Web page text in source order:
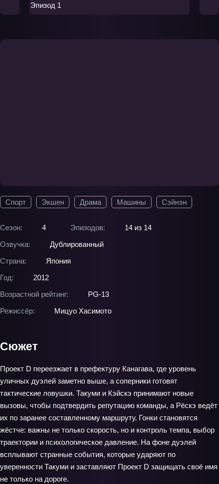
Спорт Экшен Драма Машины Сэйнэн
Сезон: 4 Эпизодов:
14 из 14
Озвучка:
Дублированный
Страна:
Япония
Год:
2012
Возрастной рейтинг:
PG-13
Режиссёр:
Мицуо Хасимото
Эпизод 1
Сюжет
Проект D переезжает в префектуру Канагава, где уровень
уличных дуэлей заметно выше, а соперники готовят
тактические ловушки. Такуми и Кэйскэ принимают новые
вызовы, чтобы подтвердить репутацию команды, а Рёскэ ведёт
их по заранее составленному маршруту. Гонки становятся
жёстче: важны не только скорость, но и контроль темпа, выбор
траектории и психологическое давление. На фоне дуэлей
всплывают странные события, которые ударяют по
уверенности Такуми и заставляют Проект D защищать своё имя
не только на дороге.